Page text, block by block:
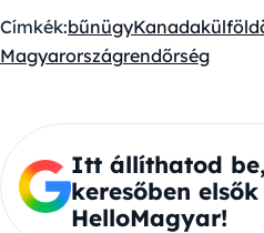
Címkék:bűnügyKanada
Magyarországrendőrség
Itt állíthatod
keresőben
HelloMagyar!